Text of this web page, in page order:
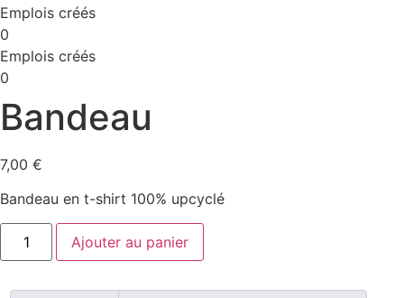
Emplois créés
0
Emplois créés
0
Bandeau
7,00 €
Bandeau en t-shirt 100% upcyclé
quantité
Bandeau
Ajouter au panier